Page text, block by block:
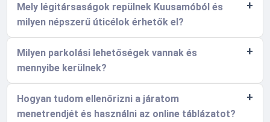
Mely légitársaságok repülnek Kuusamóból és
milyen népszerű úticélok érhetők el?
Milyen parkolási lehetőségek vannak és
mennyibe kerülnek?
Hogyan tudom ellenőrizni a járatom
menetrendjét és használni az online táblázatot?